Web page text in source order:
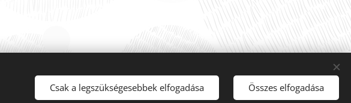
. Minden jog fenntartva..
Csak a legszükségesebbek elfogadása Összes elfogadása